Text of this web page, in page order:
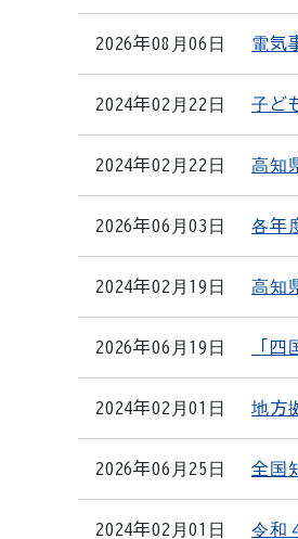
2026年08月06日 電気
2024年02月22日 子ど
2024年02月22日 高知
2026年06月03日 各年
2024年02月19日 高知
2026年06月19日 「
2024年02月01日 地方
2026年06月25日 全国
2024年02月01日 令和